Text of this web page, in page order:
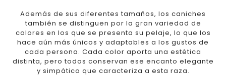
Además de sus diferentes tamaños, los caniches
también se distinguen por la gran variedad de
colores en los que se presenta su pelaje, lo que los
hace aún más únicos y adaptables a los gustos de
cada persona. Cada color aporta una estética
distinta, pero todos conservan ese encanto elegante
y simpático que caracteriza a esta raza.